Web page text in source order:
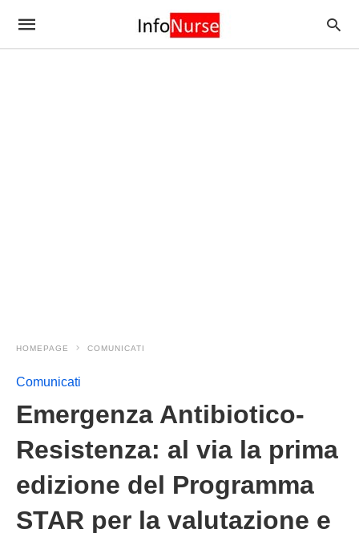
HOMEPAGE COMUNICATI
Comunicati
Emergenza Antibiotico-
Resistenza: al via la prima
edizione del Programma
STAR per la valutazione e